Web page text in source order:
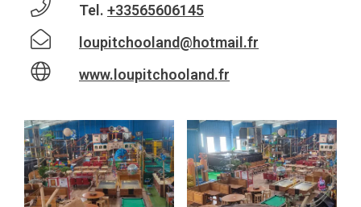
Tel. +33565606145
loupitchooland@hotmail.fr
www.loupitchooland.fr